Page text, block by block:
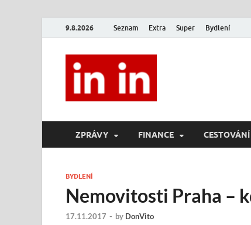
9.8.2026 Seznam Extra Super Bydlení
ZPRÁVY FINANCE CESTOVÁNÍ
BYDLENÍ
Nemovitosti Praha –
17.11.2017 - by DonVito